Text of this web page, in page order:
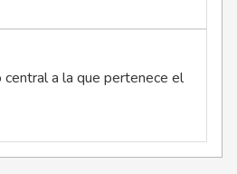
central a la que pertenece el